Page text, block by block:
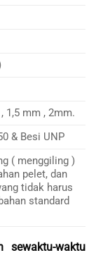
1,5 mm , 2mm.
& Besi UNP
( menggiling )
pelet, dan
tidak harus
standard
sewaktu-waktu